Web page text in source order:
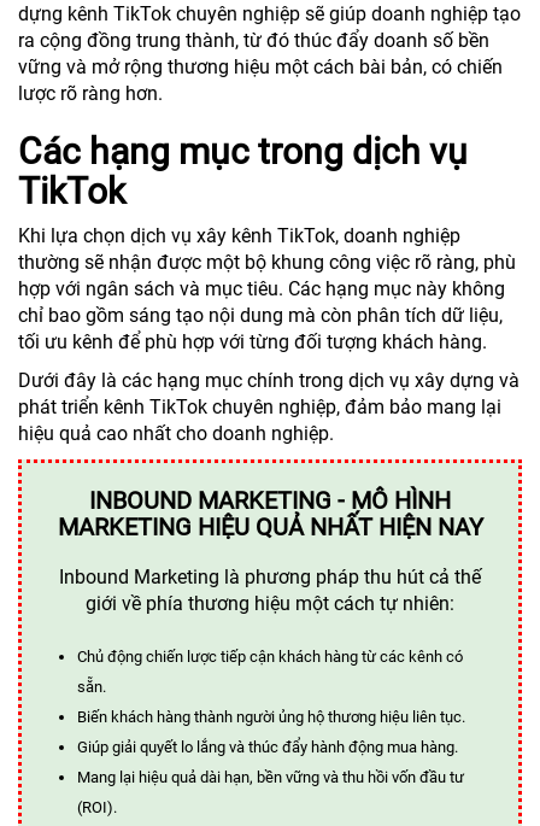
dựng kênh TikTok chuyên nghiệp sẽ giúp doanh nghiệp tạo
ra cộng đồng trung thành, từ đó thúc đẩy doanh số bền
vững và mở rộng thương hiệu một cách bài bản, có chiến
lược rõ ràng hơn.
Các hạng mục trong dịch vụ
TikTok
Khi lựa chọn dịch vụ xây kênh TikTok, doanh nghiệp
thường sẽ nhận được một bộ khung công việc rõ ràng, phù
hợp với ngân sách và mục tiêu. Các hạng mục này không
chỉ bao gồm sáng tạo nội dung mà còn phân tích dữ liệu,
tối ưu kênh để phù hợp với từng đối tượng khách hàng.
Dưới đây là các hạng mục chính trong dịch vụ xây dựng và
phát triển kênh TikTok chuyên nghiệp, đảm bảo mang lại
hiệu quả cao nhất cho doanh nghiệp.
INBOUND MARKETING - MÔ HÌNH
MARKETING HIỆU QUẢ NHẤT HIỆN NAY
Inbound Marketing là phương pháp thu hút cả thế
giới về phía thương hiệu một cách tự nhiên:
Chủ động chiến lược tiếp cận khách hàng từ các kênh có
sẵn.
Biến khách hàng thành người ủng hộ thương hiệu liên tục.
Giúp giải quyết lo lắng và thúc đẩy hành động mua hàng.
Mang lại hiệu quả dài hạn, bền vững và thu hồi vốn đầu tư
(ROI).